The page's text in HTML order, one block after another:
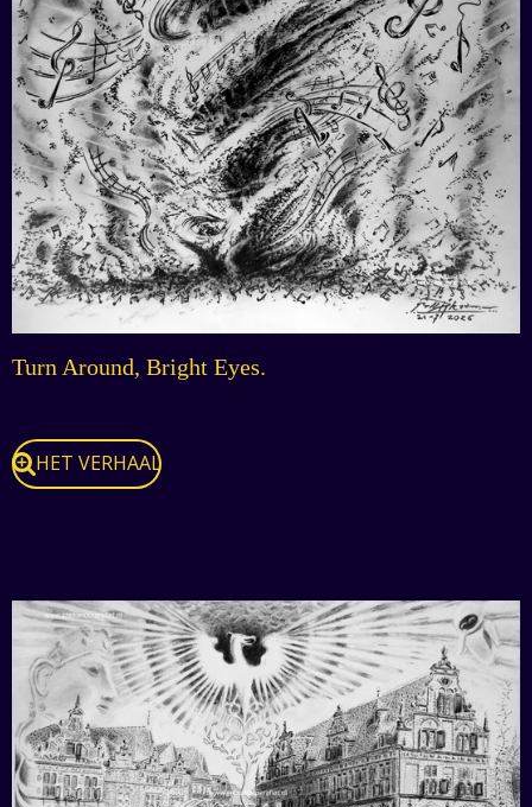
Turn Around, Bright Eyes.
HET VERHAAL